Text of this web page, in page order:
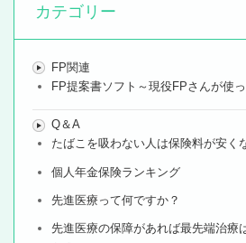
カテゴリー
FP関連
FP提案書ソフト～現役FPさんが使
Q＆A
たばこを吸わない人は保険料が安く
個人年金保険ランキング
先進医療って何ですか？
先進医療の保障があれば最先端治療